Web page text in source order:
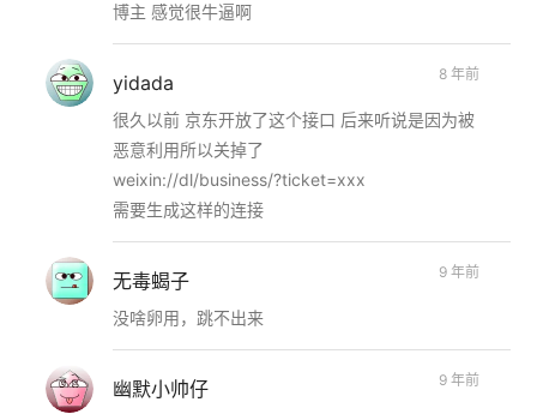
博主 感觉很牛逼啊
yidada
很久以前 京东开放了这个接口 后来听说是因为被
恶意利用所以关掉了
weixin://dl/business/?ticket=xxx
需要生成这样的连接
8 年前
无毒蝎子
没啥卵用，跳不出来
9 年前
幽默小帅仔 9 年前